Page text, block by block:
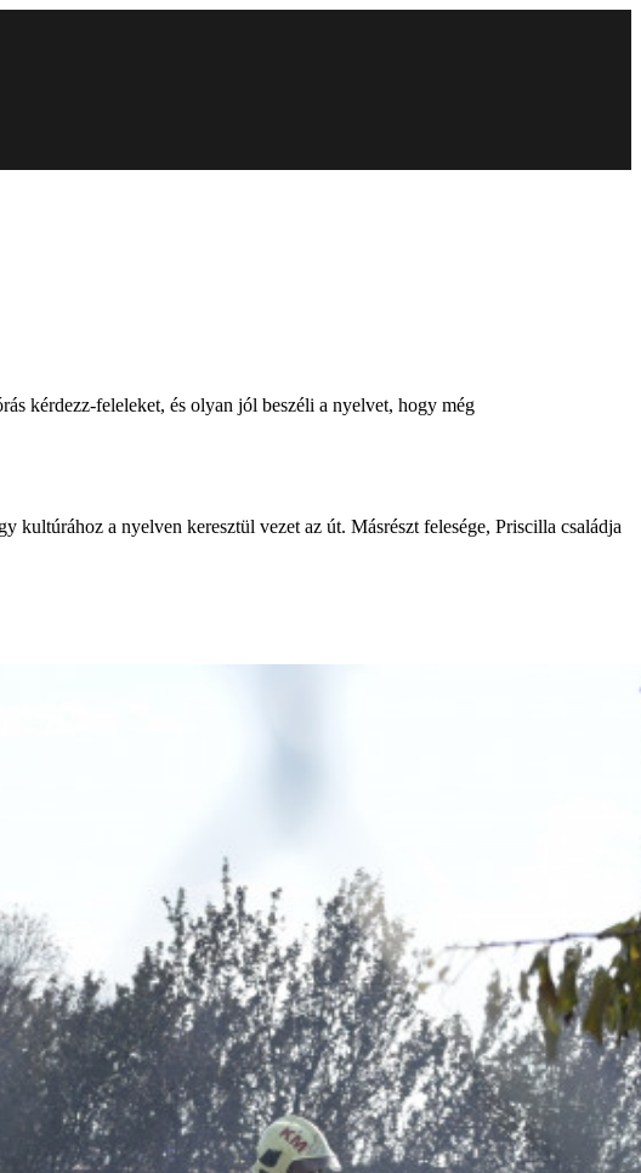
kérdezz-feleleket, és olyan jól beszéli a nyelvet, hogy még
a nyelven keresztül vezet az út. Másrészt felesége, Priscilla családja